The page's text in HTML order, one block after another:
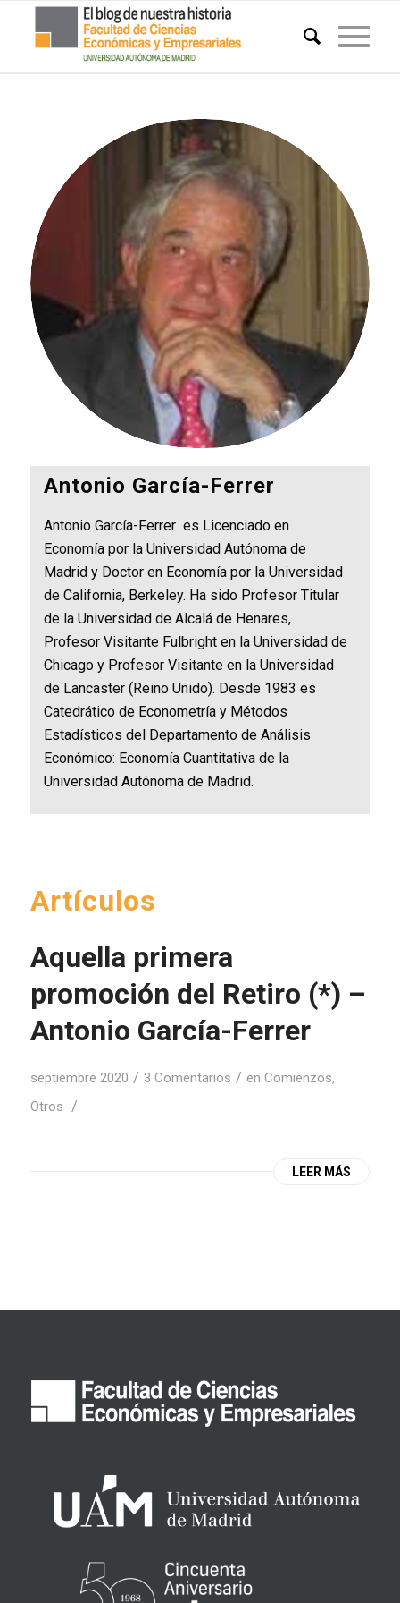
Antonio García-Ferrer
Antonio García-Ferrer es Licenciado en
Economía por la Universidad Autónoma de
Madrid y Doctor en Economía por la Universidad
de California, Berkeley. Ha sido Profesor Titular
de la Universidad de Alcalá de Henares,
Profesor Visitante Fulbright en la Universidad de
Chicago y Profesor Visitante en la Universidad
de Lancaster (Reino Unido). Desde 1983 es
Catedrático de Econometría y Métodos
Estadísticos del Departamento de Análisis
Económico: Economía Cuantitativa de la
Universidad Autónoma de Madrid.
Artículos
Aquella primera
promoción del Retiro (*) –
Antonio García-Ferrer
septiembre 2020 / 3 Comentarios / en Comienzos,
Otros
/
LEER MÁS